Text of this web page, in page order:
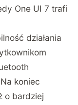
One UI 7 trafi
działania
koniec
o bardziej